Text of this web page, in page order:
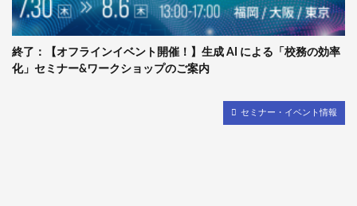
終了：【オフラインイベント開催！】生成 AI による「校務の効率
化」セミナー&ワークショップのご案内
セミナー・イベント情報